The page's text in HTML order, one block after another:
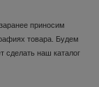
приносим
товара. Будем
сделать наш каталог